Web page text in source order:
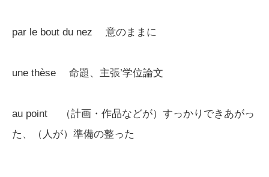
par le bout du nez 意のままに
une thèse 命題、主張’学位論文
au point （計画・作品などが）すっかりできあがっ
た、（人が）準備の整った